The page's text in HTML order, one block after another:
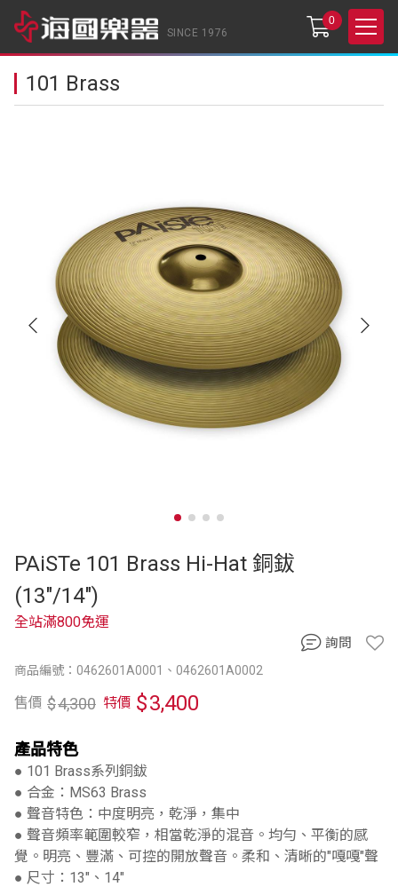
SINCE 1976
0
101 Brass
PAiSTe 101 Brass Hi-Hat 銅鈸
(13"/14")
商品編號：0462601A0001、0462601A0002
全站滿800免運
售價 $4,300 特價 $3,400
產品特色
● 101 Brass系列銅鈸
● 合金：MS63 Brass
● 聲音特色：中度明亮，乾淨，集中
● 聲音頻率範圍較窄，相當乾淨的混音。均勻、平衡的感
覺。明亮、豐滿、可控的開放聲音。柔和、清晰的"嘎嘎"聲
● 尺寸：13"、14"
詢問